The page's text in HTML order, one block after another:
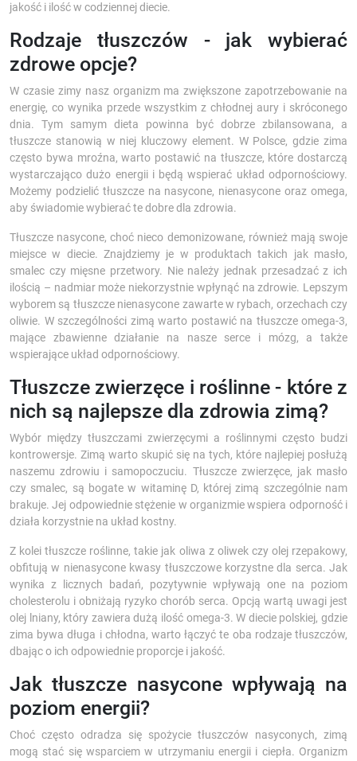
jakość i ilość w codziennej diecie.
Rodzaje tłuszczów - jak wybierać
zdrowe opcje?
W czasie zimy nasz organizm ma zwiększone zapotrzebowanie na
energię, co wynika przede wszystkim z chłodnej aury i skróconego
dnia. Tym samym dieta powinna być dobrze zbilansowana, a
tłuszcze stanowią w niej kluczowy element. W Polsce, gdzie zima
często bywa mroźna, warto postawić na tłuszcze, które dostarczą
wystarczająco dużo energii i będą wspierać układ odpornościowy.
Możemy podzielić tłuszcze na nasycone, nienasycone oraz omega,
aby świadomie wybierać te dobre dla zdrowia.
Tłuszcze nasycone, choć nieco demonizowane, również mają swoje
miejsce w diecie. Znajdziemy je w produktach takich jak masło,
smalec czy mięsne przetwory. Nie należy jednak przesadzać z ich
ilością – nadmiar może niekorzystnie wpłynąć na zdrowie. Lepszym
wyborem są tłuszcze nienasycone zawarte w rybach, orzechach czy
oliwie. W szczególności zimą warto postawić na tłuszcze omega-3,
mające zbawienne działanie na nasze serce i mózg, a także
wspierające układ odpornościowy.
Tłuszcze zwierzęce i roślinne - które z
nich są najlepsze dla zdrowia zimą?
Wybór między tłuszczami zwierzęcymi a roślinnymi często budzi
kontrowersje. Zimą warto skupić się na tych, które najlepiej posłużą
naszemu zdrowiu i samopoczuciu. Tłuszcze zwierzęce, jak masło
czy smalec, są bogate w witaminę D, której zimą szczególnie nam
brakuje. Jej odpowiednie stężenie w organizmie wspiera odporność i
działa korzystnie na układ kostny.
Z kolei tłuszcze roślinne, takie jak oliwa z oliwek czy olej rzepakowy,
obfitują w nienasycone kwasy tłuszczowe korzystne dla serca. Jak
wynika z licznych badań, pozytywnie wpływają one na poziom
cholesterolu i obniżają ryzyko chorób serca. Opcją wartą uwagi jest
olej lniany, który zawiera dużą ilość omega-3. W diecie polskiej, gdzie
zima bywa długa i chłodna, warto łączyć te oba rodzaje tłuszczów,
dbając o ich odpowiednie proporcje i jakość.
Jak tłuszcze nasycone wpływają na
poziom energii?
Choć często odradza się spożycie tłuszczów nasyconych, zimą
mogą stać się wsparciem w utrzymaniu energii i ciepła. Organizm